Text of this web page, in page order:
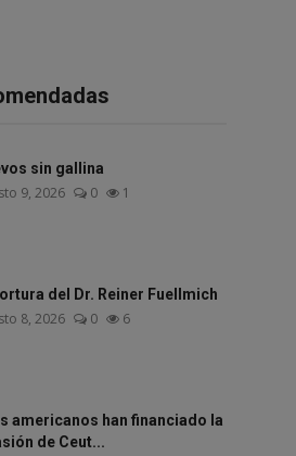
sin gallina
9, 2026 0 1
del Dr. Reiner Fuellmich
8, 2026 0 6
americanos han financiado la
de Ceut...